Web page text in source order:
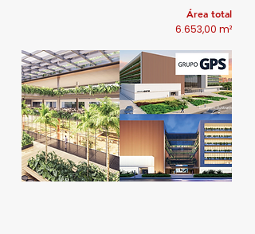
Área total
6.653,00 m²